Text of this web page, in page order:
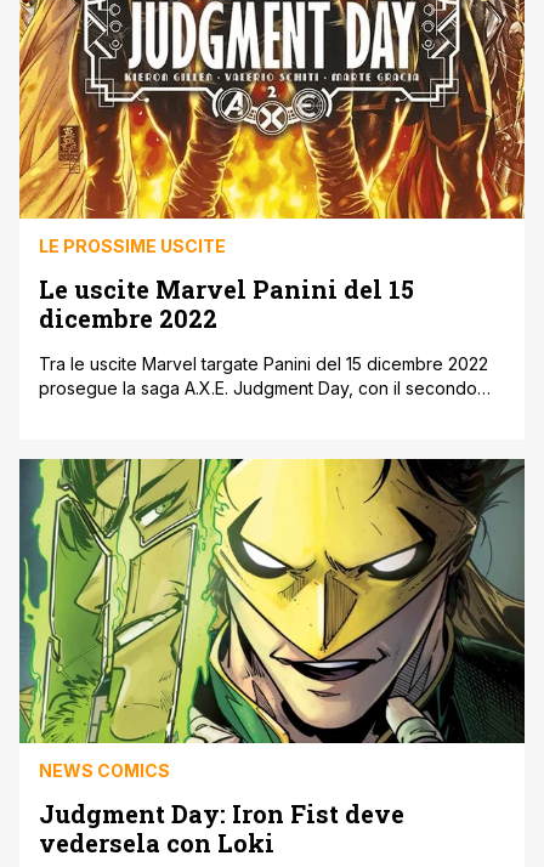
LE PROSSIME USCITE
Le uscite Marvel Panini del 15
dicembre 2022
Tra le uscite Marvel targate Panini del 15 dicembre 2022
prosegue la saga A.X.E. Judgment Day, con il secondo
nel volume La Spada in Frantumi, e l’altra eroina di origine
asiatica Silk è protagonista de L’Era [']
NEWS COMICS
Judgment Day: Iron Fist deve
vedersela con Loki